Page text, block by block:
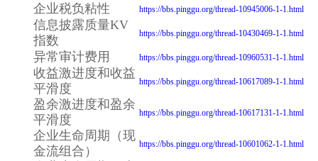
企业税负粘性 https://bbs.pinggu.org/thread-10945006-1-1.html
信息披露质量KV
指数
https://bbs.pinggu.org/thread-10430469-1-1.html
异常审计费用 https://bbs.pinggu.org/thread-10960531-1-1.html
收益激进度和收益
平滑度
https://bbs.pinggu.org/thread-10617089-1-1.html
盈余激进度和盈余
平滑度
https://bbs.pinggu.org/thread-10617131-1-1.html
企业生命周期（现
金流组合）
https://bbs.pinggu.org/thread-10601062-1-1.html